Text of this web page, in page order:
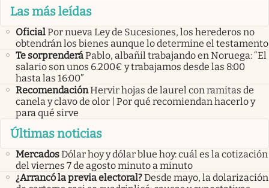
Las más leídas
OficialPor nueva Ley de Sucesiones, los herederos no
obtendrán los bienes aunque lo determine el testamento
Te sorprenderáPablo, albañil trabajando en Noruega: “El
salario son unos 6.200€ y trabajamos desde las 8:00
hasta las 16:00”
RecomendaciónHervir hojas de laurel con ramitas de
canela y clavo de olor | Por qué recomiendan hacerlo y
para qué sirve
Últimas noticias
MercadosDólar hoy y dólar blue hoy: cuál es la cotización
del viernes 7 de agosto minuto a minuto
¿Arrancó la previa electoral?Desde mayo, la dolarización